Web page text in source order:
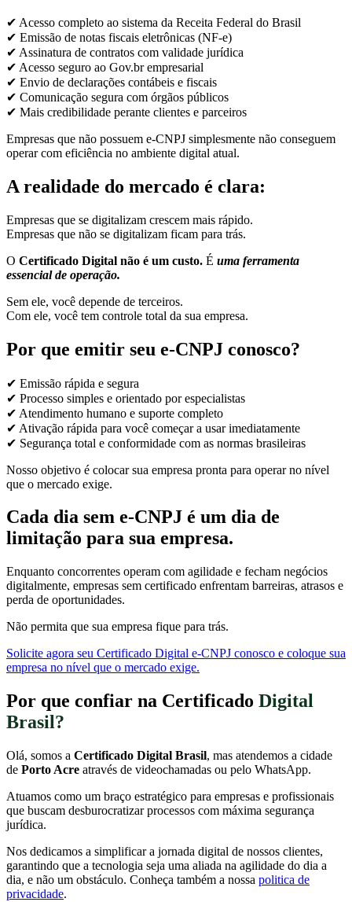
✔ Acesso completo ao sistema da Receita Federal do Brasil
✔ Emissão de notas fiscais eletrônicas (NF-e)
✔ Assinatura de contratos com validade jurídica
✔ Acesso seguro ao Gov.br empresarial
✔ Envio de declarações contábeis e fiscais
✔ Comunicação segura com órgãos públicos
✔ Mais credibilidade perante clientes e parceiros
Empresas que não possuem e-CNPJ simplesmente não conseguem
operar com eficiência no ambiente digital atual.
A realidade do mercado é clara:
Empresas que se digitalizam crescem mais rápido.
Empresas que não se digitalizam ficam para trás.
O Certificado Digital não é um custo. É uma ferramenta
essencial de operação.
Sem ele, você depende de terceiros.
Com ele, você tem controle total da sua empresa.
Por que emitir seu e-CNPJ conosco?
✔ Emissão rápida e segura
✔ Processo simples e orientado por especialistas
✔ Atendimento humano e suporte completo
✔ Ativação rápida para você começar a usar imediatamente
✔ Segurança total e conformidade com as normas brasileiras
Nosso objetivo é colocar sua empresa pronta para operar no nível
que o mercado exige.
Cada dia sem e-CNPJ é um dia de
limitação para sua empresa.
Enquanto concorrentes operam com agilidade e fecham negócios
digitalmente, empresas sem certificado enfrentam barreiras, atrasos e
perda de oportunidades.
Não permita que sua empresa fique para trás.
Solicite agora seu Certificado Digital e-CNPJ conosco e coloque sua
empresa no nível que o mercado exige.
Por que confiar na Certificado Digital
Brasil?
Olá, somos a Certificado Digital Brasil, mas atendemos a cidade
de Porto Acre através de videochamadas ou pelo WhatsApp.
Atuamos como um braço estratégico para empresas e profissionais
que buscam desburocratizar processos com máxima segurança
jurídica.
Nos dedicamos a simplificar a jornada digital de nossos clientes,
garantindo que a tecnologia seja uma aliada na agilidade do dia a
dia, e não um obstáculo. Conheça também a nossa politica de
privacidade.